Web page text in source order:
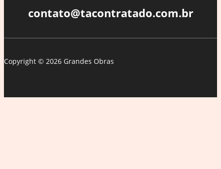
contato@tacontratado.com.br
Copyright © 2026 Grandes Obras